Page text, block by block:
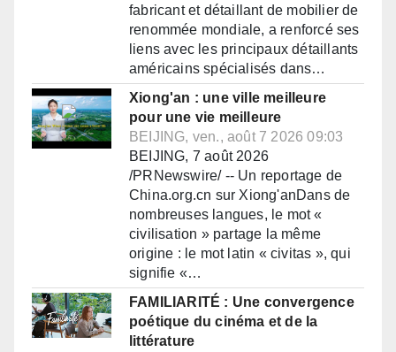
fabricant et détaillant de mobilier de
renommée mondiale, a renforcé ses
liens avec les principaux détaillants
américains spécialisés dans…
Xiong'an : une ville meilleure
pour une vie meilleure
BEIJING, ven., août 7 2026 09:03
BEIJING, 7 août 2026
/PRNewswire/ -- Un reportage de
China.org.cn sur Xiong'anDans de
nombreuses langues, le mot «
civilisation » partage la même
origine : le mot latin « civitas », qui
signifie «…
FAMILIARITÉ : Une convergence
poétique du cinéma et de la
littérature